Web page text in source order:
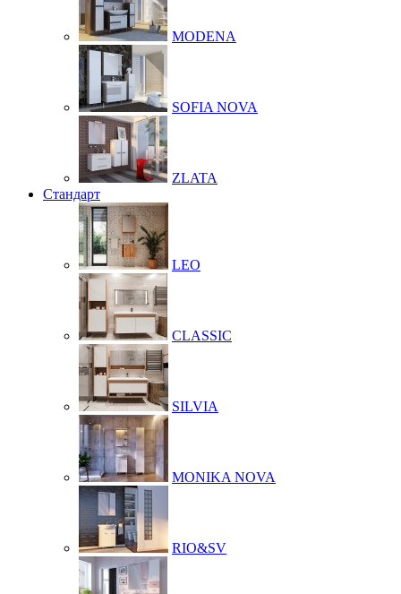
MODENA
SOFIA NOVA
ZLATA
Стандарт
LEO
CLASSIC
SILVIA
MONIKA NOVA
RIO&SV